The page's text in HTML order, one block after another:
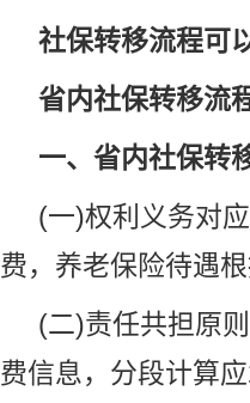
社保转移流程可
省内社保转移流
一、省内社保转
(一)权利义务对
费，养老保险待遇
(二)责任共担原
费信息，分段计算